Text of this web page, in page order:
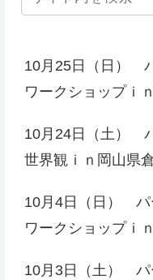
10月25日（日）
ワークショップｉ
10月24日（土）
世界観ｉｎ岡山県
10月4日（日） パ
ワークショップｉ
10月3日（土） パ